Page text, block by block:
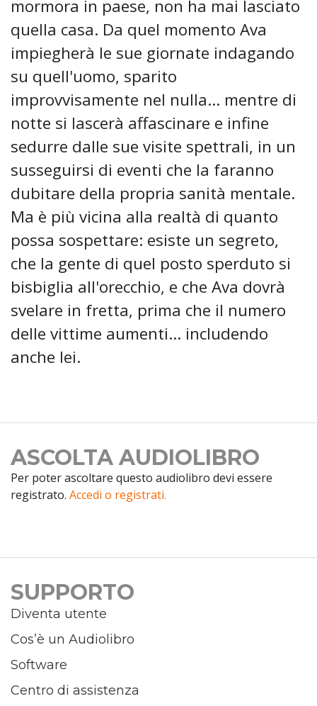
mormora in paese, non ha mai lasciato
quella casa. Da quel momento Ava
impiegherà le sue giornate indagando
su quell'uomo, sparito
improvvisamente nel nulla... mentre di
notte si lascerà affascinare e infine
sedurre dalle sue visite spettrali, in un
susseguirsi di eventi che la faranno
dubitare della propria sanità mentale.
Ma è più vicina alla realtà di quanto
possa sospettare: esiste un segreto,
che la gente di quel posto sperduto si
bisbiglia all'orecchio, e che Ava dovrà
svelare in fretta, prima che il numero
delle vittime aumenti... includendo
anche lei.
ASCOLTA AUDIOLIBRO
Per poter ascoltare questo audiolibro devi essere
registrato. Accedi o registrati.
SUPPORTO
Diventa utente
Cos’è un Audiolibro
Software
Centro di assistenza